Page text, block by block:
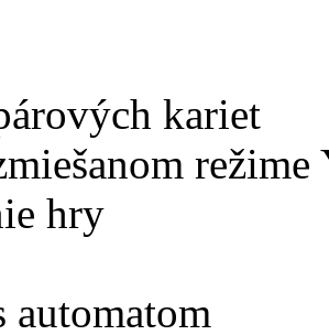
kariet
režime
hry
automatom